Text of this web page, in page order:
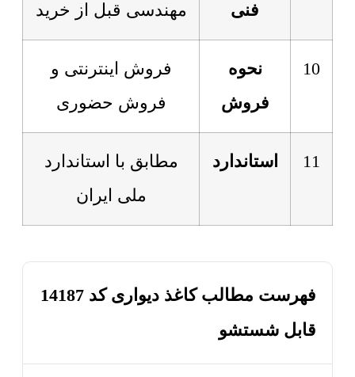
فنی
مهندسی قبل از خرید
10
نحوه
فروش
فروش اینترنتی و
فروش حضوری
11 استاندارد
مطابق با استاندارد
ملی ایران
فهرست مطالب کاغذ دیواری کد 14187
قابل شستشو